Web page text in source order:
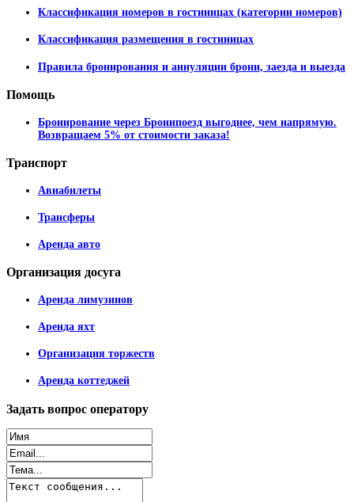
Классификация номеров в гостиницах (категории номеров)
Классификация размещения в гостиницах
Правила бронирования и аннуляции брони, заезда и выезда
Помощь
Бронирование через Бронипоезд выгоднее, чем напрямую.
Возвращаем 5% от стоимости заказа!
Транспорт
Авиабилеты
Трансферы
Аренда авто
Организация досуга
Аренда лимузинов
Аренда яхт
Организация торжеств
Аренда коттеджей
Задать вопрос оператору